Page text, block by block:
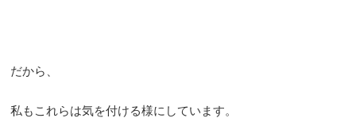
だから、
私もこれらは気を付ける様にしています。